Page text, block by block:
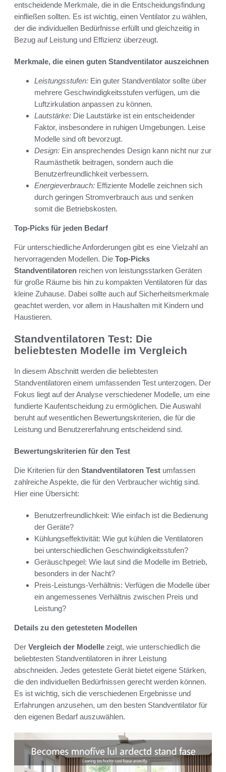
entscheidende Merkmale, die in die Entscheidungsfindung
einfließen sollten. Es ist wichtig, einen Ventilator zu wählen,
der die individuellen Bedürfnisse erfüllt und gleichzeitig in
Bezug auf Leistung und Effizienz überzeugt.
Merkmale, die einen guten Standventilator auszeichnen
Leistungsstufen: Ein guter Standventilator sollte über
mehrere Geschwindigkeitsstufen verfügen, um die
Luftzirkulation anpassen zu können.
Lautstärke: Die Lautstärke ist ein entscheidender
Faktor, insbesondere in ruhigen Umgebungen. Leise
Modelle sind oft bevorzugt.
Design: Ein ansprechendes Design kann nicht nur zur
Raumästhetik beitragen, sondern auch die
Benutzerfreundlichkeit verbessern.
Energieverbrauch: Effiziente Modelle zeichnen sich
durch geringen Stromverbrauch aus und senken
somit die Betriebskosten.
Top-Picks für jeden Bedarf
Für unterschiedliche Anforderungen gibt es eine Vielzahl an
hervorragenden Modellen. Die Top-Picks
Standventilatoren reichen von leistungsstarken Geräten
für große Räume bis hin zu kompakten Ventilatoren für das
kleine Zuhause. Dabei sollte auch auf Sicherheitsmerkmale
geachtet werden, vor allem in Haushalten mit Kindern und
Haustieren.
Standventilatoren Test: Die
beliebtesten Modelle im Vergleich
In diesem Abschnitt werden die beliebtesten
Standventilatoren einem umfassenden Test unterzogen. Der
Fokus liegt auf der Analyse verschiedener Modelle, um eine
fundierte Kaufentscheidung zu ermöglichen. Die Auswahl
beruht auf wesentlichen Bewertungskriterien, die für die
Leistung und Benutzererfahrung entscheidend sind.
Bewertungskriterien für den Test
Die Kriterien für den Standventilatoren Test umfassen
zahlreiche Aspekte, die für den Verbraucher wichtig sind.
Hier eine Übersicht:
Benutzerfreundlichkeit: Wie einfach ist die Bedienung
der Geräte?
Kühlungseffektivität: Wie gut kühlen die Ventilatoren
bei unterschiedlichen Geschwindigkeitsstufen?
Geräuschpegel: Wie laut sind die Modelle im Betrieb,
besonders in der Nacht?
Preis-Leistungs-Verhältnis: Verfügen die Modelle über
ein angemessenes Verhältnis zwischen Preis und
Leistung?
Details zu den getesteten Modellen
Der Vergleich der Modelle zeigt, wie unterschiedlich die
beliebtesten Standventilatoren in ihrer Leistung
abschneiden. Jedes getestete Gerät bietet eigene Stärken,
die den individuellen Bedürfnissen gerecht werden können.
Es ist wichtig, sich die verschiedenen Ergebnisse und
Erfahrungen anzusehen, um den besten Standventilator für
den eigenen Bedarf auszuwählen.